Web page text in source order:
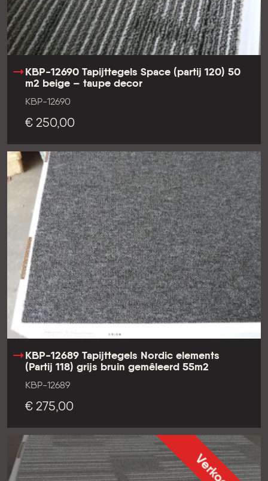
KBP-12690 Tapijttegels Space (partij 120) 50
m2 beige – taupe decor
KBP-12690
€ 250,00
KBP-12689 Tapijttegels Nordic elements
(Partij 118) grijs bruin gemêleerd 55m2
KBP-12689
€ 275,00